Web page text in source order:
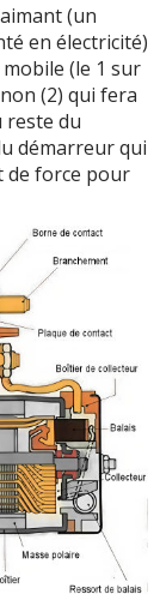
(un
en électricité)
(le 1 sur
(2) qui fera
du
démarreur qui
de force pour